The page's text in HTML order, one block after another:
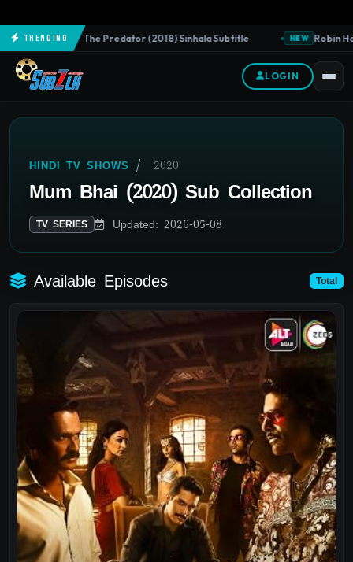
Trending
NEW The Predator (2018) Sinhala Subtitle NEW Robin
LOGIN
HINDI TV SHOWS / 2020
Mum Bhai (2020) Sub Collection
TV SERIES Updated: 2026-05-08
Available Episodes Total